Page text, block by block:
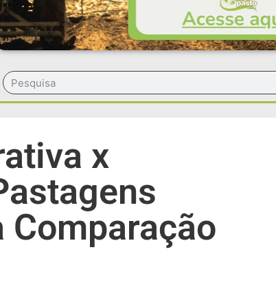
x
Comparação